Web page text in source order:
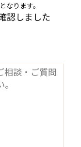
なります。
認しました